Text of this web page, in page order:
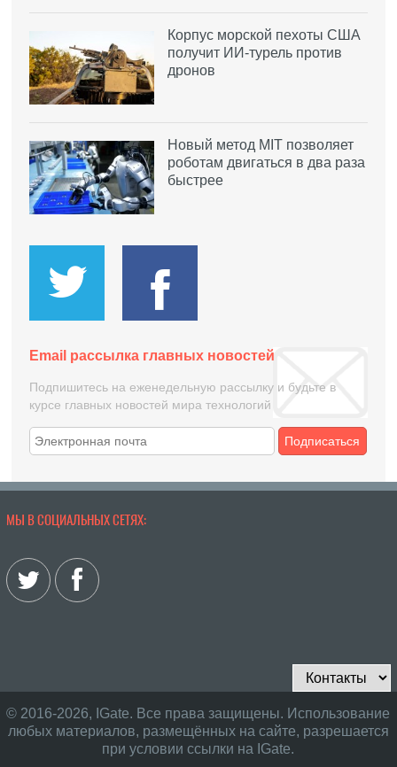
Корпус морской пехоты США
получит ИИ-турель против
дронов
Новый метод MIT позволяет
роботам двигаться в два раза
быстрее
Email рассылка главных новостей
Подпишитесь на еженедельную рассылку и будьте в
курсе главных новостей мира технологий
Подписаться
МЫ В СОЦИАЛЬНЫХ СЕТЯХ:
© 2016-2026, IGate. Все права защищены. Использование
любых материалов, размещённых на сайте, разрешается
при условии ссылки на IGate.